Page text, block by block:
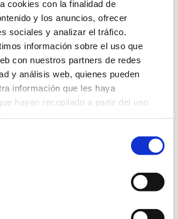
cookies con la finalidad de
y los anuncios, ofrecer
sociales y analizar el tráfico.
información sobre el uso que
con nuestros partners de redes
y análisis web, quienes pueden
información que les haya
hayan recopilado a partir del uso
promover servicios y
relaciones sólidas y
Marketing B2B
de Marketing B2C
a conectar con tu público
relaciones duraderas.
Marketing B2C